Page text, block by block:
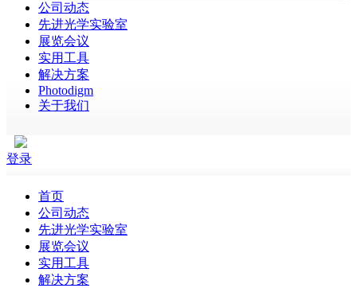
公司动态
先进光学实验室
展览会议
实用工具
解决方案
Photodigm
关于我们
登录
首页
公司动态
先进光学实验室
展览会议
实用工具
解决方案